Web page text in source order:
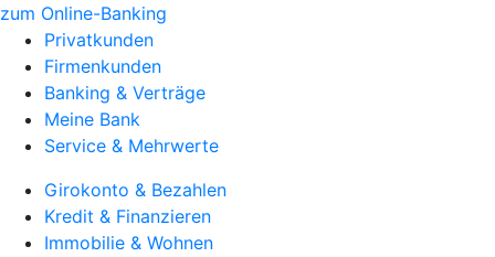
zum Online-Banking
Privatkunden
Firmenkunden
Banking & Verträge
Meine Bank
Service & Mehrwerte
Girokonto & Bezahlen
Kredit & Finanzieren
Immobilie & Wohnen